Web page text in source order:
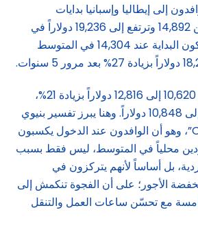
إلى إيطاليا وإسبانيا بدايات
متواضعة نسبياً تبدأ من 14,892 وترتفع إلى 19,236 دولاراً في
إيطاليا، وفي إسبانيا تكون البداية عند 14,304 في المتوسط
أما النمسا فترتفع من 10,620 إلى 12,816 دولاراً بزيادة 21%،
والبرتغال من 9,300 إلى 10,848 دولاراً. وهنا يبرز تفسير بنيوي
يقدمه تقرير الـ”OECD”، وهو أن الوافدون عند الدخول يكسبون
محلياً في المتوسط، ليس فقط بسبب
بل أساساً لأنهم يتركزون في
الأجور؛ على أن الفجوة تنكمش إلى
مع تحسّن ساعات العمل والتنقل